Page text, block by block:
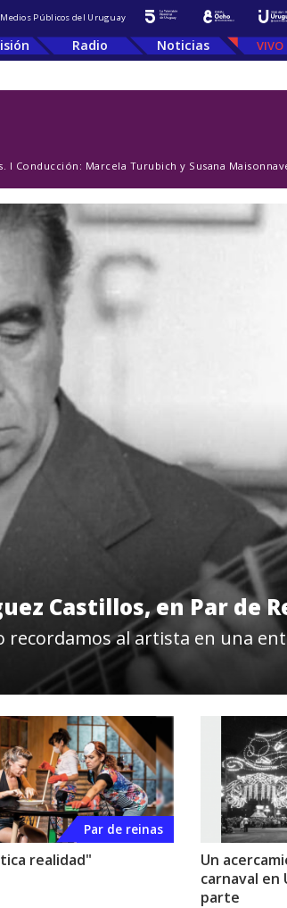
Públicos del Uruguay
Radio Noticias
l Conducción: Marcela Turubich y Susana
Castillos, en Par de
recordamos al artista en una
Par de reinas
realidad"
Un
carnaval en
parte